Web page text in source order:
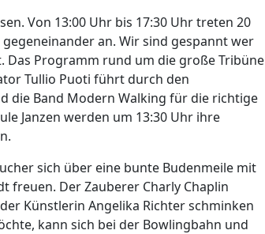
Von 13:00 Uhr bis 17:30 Uhr treten 20
an. Wir sind gespannt wer
Das Programm rund um die große Tribüne
Tullio Puoti führt durch den
die Band Modern Walking für die richtige
Janzen werden um 13:30 Uhr ihre
sich über eine bunte Budenmeile mit
Der Zauberer Charly Chaplin
Künstlerin Angelika Richter schminken
kann sich bei der Bowlingbahn und